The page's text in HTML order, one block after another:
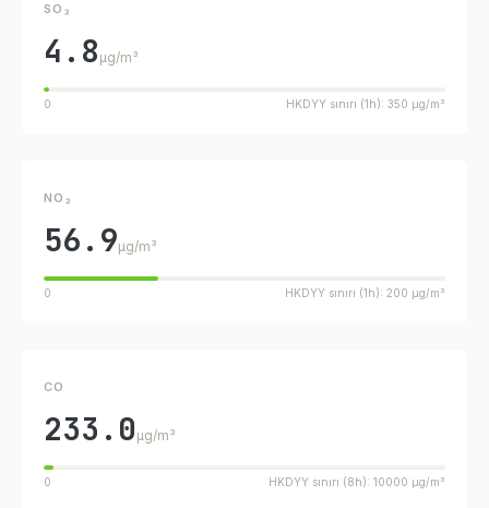
SO₂
4.8 µg/m³
0 HKDYY sınırı (1h): 350 µg/m³
NO₂
56.9µg/m³
0 HKDYY sınırı (1h): 200 µg/m³
CO
233.0 µg/m³
0 HKDYY sınırı (8h): 10000 µg/m³